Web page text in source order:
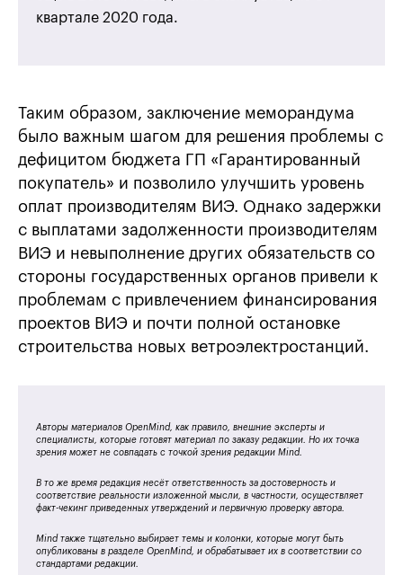
квартале 2020 года.
Таким образом, заключение меморандума
было важным шагом для решения проблемы с
дефицитом бюджета ГП «Гарантированный
покупатель» и позволило улучшить уровень
оплат производителям ВИЭ. Однако задержки
с выплатами задолженности производителям
ВИЭ и невыполнение других обязательств со
стороны государственных органов привели к
проблемам с привлечением финансирования
проектов ВИЭ и почти полной остановке
строительства новых ветроэлектростанций.
Авторы материалов OpenMind, как правило, внешние эксперты и
специалисты, которые готовят материал по заказу редакции. Но их точка
зрения может не совпадать с точкой зрения редакции Mind.
В то же время редакция несёт ответственность за достоверность и
соответствие реальности изложенной мысли, в частности, осуществляет
факт-чекинг приведенных утверждений и первичную проверку автора.
Mind также тщательно выбирает темы и колонки, которые могут быть
опубликованы в разделе OpenMind, и обрабатывает их в соответствии со
стандартами редакции.